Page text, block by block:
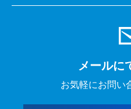
メールに
お気軽にお問い